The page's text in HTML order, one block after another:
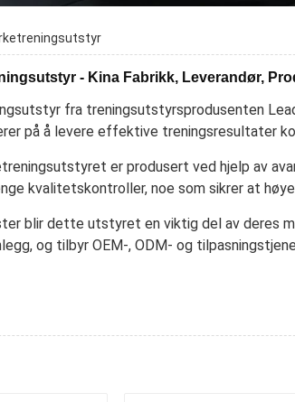
- Kina Fabrikk, Leverandør,
fra treningsutstyrsprodusenten
på å levere effektive treningsresultater
er produsert ved hjelp av
kvalitetskontroller, noe som sikrer at
blir dette utstyret en viktig del av deres
og tilbyr OEM-, ODM- og